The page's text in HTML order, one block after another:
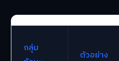
กลุ่ม
ตัวอย่าง